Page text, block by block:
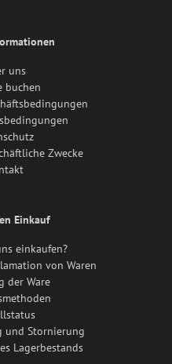
uns
buchen
Zwecke
Einkauf
einkaufen?
von Waren
der Ware
und Stornierung
Lagerbestands